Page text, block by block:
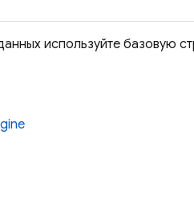
используйте базовую